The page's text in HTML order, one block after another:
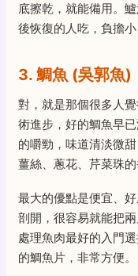
底擦乾，就能備用。
後恢復的人吃，負擔小
3. 鯛魚 (吳郭魚)
對，就是那個很多人
術進步，好的鯛魚早
的嚼勁，味道清淡微
薑絲、蔥花、芹菜珠的
最大的優點是便宜、
剖開，很容易就能把
處理魚肉最好的入門
的鯛魚片，非常方便。